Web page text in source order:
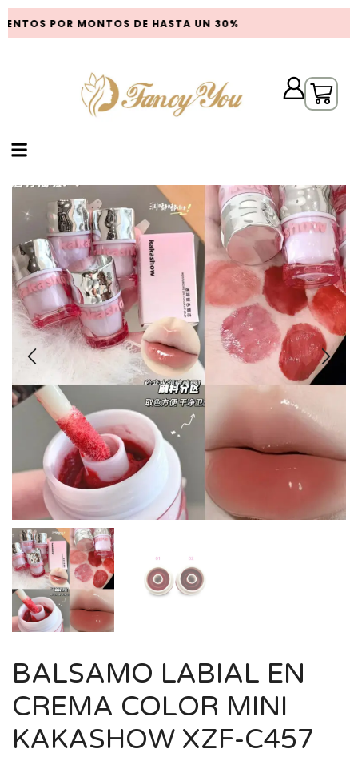
POR MONTOS DE HASTA UN 30%
BALSAMO LABIAL EN
CREMA COLOR MINI
KAKASHOW XZF-C457